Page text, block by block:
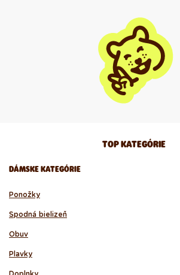
TOP KATEGÓRIE
DÁMSKE KATEGÓRIE
Ponožky
Spodná bielizeň
Obuv
Plavky